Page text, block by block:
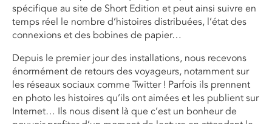
spécifique au site de Short Edition et peut ainsi suivre en
temps réel le nombre d’histoires distribuées, l’état des
connexions et des bobines de papier…
Depuis le premier jour des installations, nous recevons
énormément de retours des voyageurs, notamment sur
les réseaux sociaux comme Twitter ! Parfois ils prennent
en photo les histoires qu’ils ont aimées et les publient sur
Internet… Ils nous disent là que c’est un bonheur de